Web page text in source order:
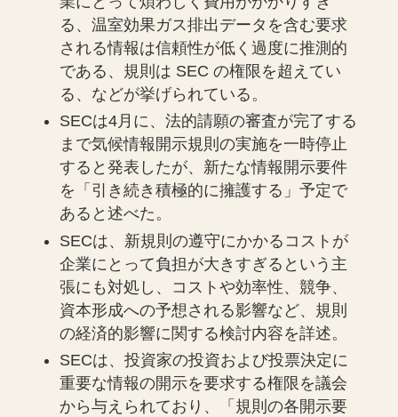
る、温室効果ガス排出データを含む要求
される情報は信頼性が低く過度に推測的
である、規則は SEC の権限を超えてい
る、などが挙げられている。
SECは4月に、法的請願の審査が完了する
まで気候情報開示規則の実施を一時停止
すると発表したが、新たな情報開示要件
を「引き続き積極的に擁護する」予定で
あると述べた。
SECは、新規則の遵守にかかるコストが
企業にとって負担が大きすぎるという主
張にも対処し、コストや効率性、競争、
資本形成への予想される影響など、規則
の経済的影響に関する検討内容を詳述。
SECは、投資家の投資および投票決定に
重要な情報の開示を要求する権限を議会
から与えられており、「規則の各開示要